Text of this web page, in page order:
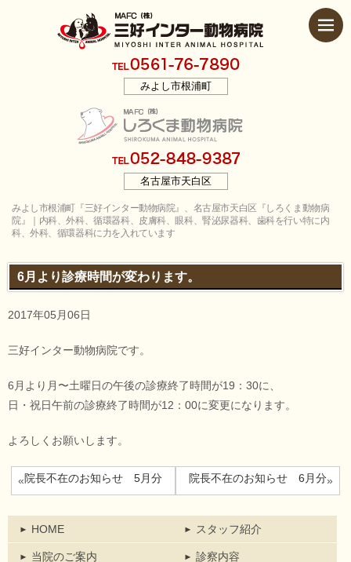
みよし市根浦町
名古屋市天白区
みよし市根浦町『三好インター動物病院』、名古屋市天白区『しろくま動物病
院』｜内科、外科、循環器科、皮膚科、眼科、腎泌尿器科、歯科を行い特に内
科、外科、循環器科に力を入れています
6月より診療時間が変わります。
2017年05月06日
三好インター動物病院です。
6月より月〜土曜日の午後の診療終了時間が19：30に、
日・祝日午前の診療終了時間が12：00に変更になります。
よろしくお願いします。
«院長不在のお知らせ 5月分 院長不在のお知らせ 6月分»
HOME スタッフ紹介
当院のご案内 診察内容